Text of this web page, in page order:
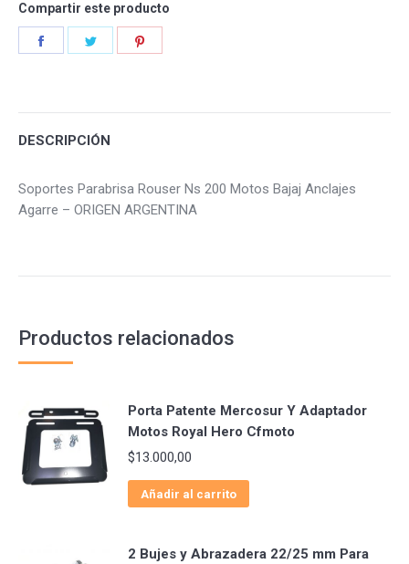
Compartir este producto
DESCRIPCIÓN
Soportes Parabrisa Rouser Ns 200 Motos Bajaj Anclajes
Agarre – ORIGEN ARGENTINA
Productos relacionados
Porta Patente Mercosur Y Adaptador
Motos Royal Hero Cfmoto
$13.000,00
Añadir al carrito
2 Bujes y Abrazadera 22/25 mm Para